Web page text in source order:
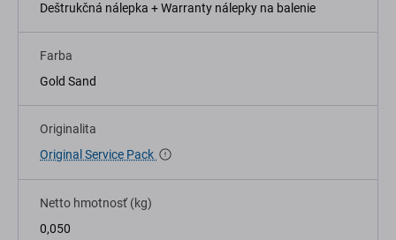
Deštrukčná nálepka + Warranty nálepky na balenie
Farba
Gold Sand
Originalita
Original Service Pack
Netto hmotnosť (kg)
0,050